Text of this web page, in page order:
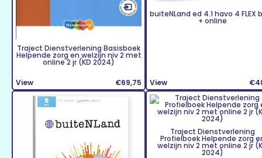
Traject Dienstverlening Basisboek
Helpende zorg en welzijn niv 2 met
online 2 jr (KD 2024)
View €69,75
buiteNLand ed 4.1 havo 4 FLEX
+ online
View
Traject Dienstverlening
Profielboek Helpende zorg
welzijn niv 2 met online 2 jr
2024)